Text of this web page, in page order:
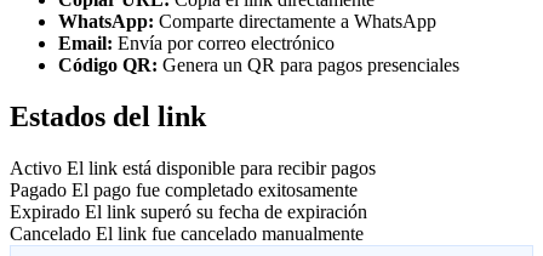
WhatsApp: Comparte directamente a WhatsApp
Email: Envía por correo electrónico
Código QR: Genera un QR para pagos presenciales
Estados del link
Activo El link está disponible para recibir pagos
Pagado El pago fue completado exitosamente
Expirado El link superó su fecha de expiración
Cancelado El link fue cancelado manualmente